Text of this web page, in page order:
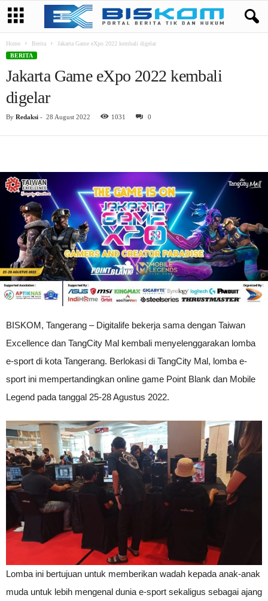
Home Berita
Jakarta Game eXpo 2022 kembali digelar
BERITA
Jakarta Game eXpo 2022 kembali
digelar
By Redaksi - 28 August 2022 1031 0
BISKOM, Tangerang – Digitalife bekerja sama dengan Taiwan
Excellence dan TangCity Mal kembali menyelenggarakan lomba
e-sport di kota Tangerang. Berlokasi di TangCity Mal, lomba e-
sport ini mempertandingkan online game Point Blank dan Mobile
Legend pada tanggal 25-28 Agustus 2022.
Lomba ini bertujuan untuk memberikan wadah kepada anak-anak
muda untuk lebih mengenal dunia e-sport sekaligus sebagai ajang